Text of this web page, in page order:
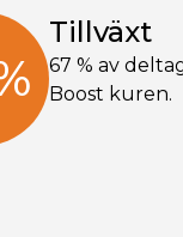
Tillväxt
67 % av
Boost kuren.